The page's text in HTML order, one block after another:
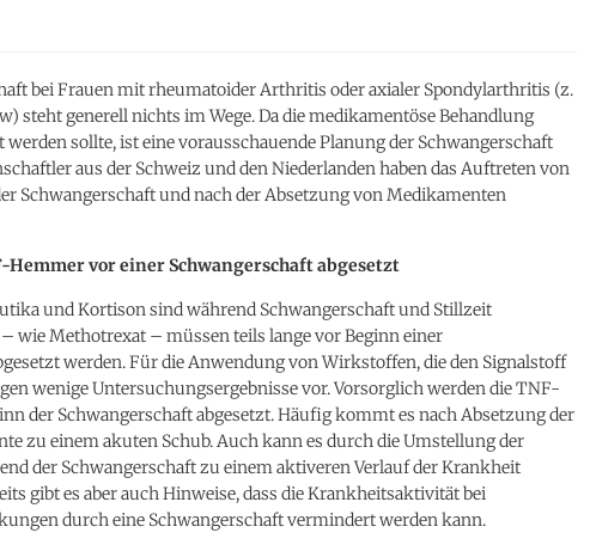
bei Frauen mit rheumatoider Arthritis oder axialer Spondylarthritis (z.
steht generell nichts im Wege. Da die medikamentöse Behandlung
werden sollte, ist eine vorausschauende Planung der Schwangerschaft
aus der Schweiz und den Niederlanden haben das Auftreten von
Schwangerschaft und nach der Absetzung von Medikamenten
Hemmer vor einer Schwangerschaft abgesetzt
und Kortison sind während Schwangerschaft und Stillzeit
wie Methotrexat – müssen teils lange vor Beginn einer
werden. Für die Anwendung von Wirkstoffen, die den Signalstoff
wenige Untersuchungsergebnisse vor. Vorsorglich werden die TNF-
der Schwangerschaft abgesetzt. Häufig kommt es nach Absetzung der
zu einem akuten Schub. Auch kann es durch die Umstellung der
der Schwangerschaft zu einem aktiveren Verlauf der Krankheit
gibt es aber auch Hinweise, dass die Krankheitsaktivität bei
durch eine Schwangerschaft vermindert werden kann.